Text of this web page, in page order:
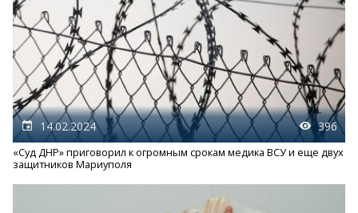
14.02.2024 396
«Суд ДНР» приговорил к огромным срокам медика ВСУ и еще двух
защитников Мариуполя